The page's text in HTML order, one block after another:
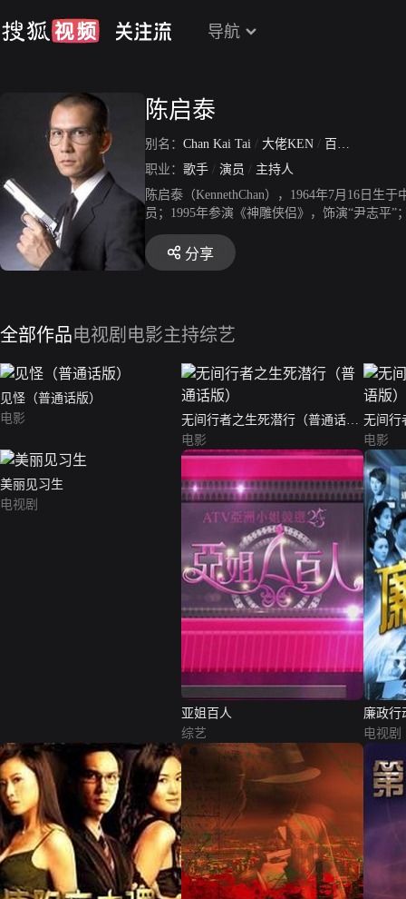
导航
陈启泰
别名： Chan Kai Tai / 大佬KEN / 百万泰
职业： 歌手 / 演员 / 主持人
陈启泰（KennethChan），1964年7月16日生
员；1995年参演《神雕侠侣》，饰演“尹志平
个约会》系列剧3部而被中国内地观众所知；
歌手。2020年，参演的电影《无间行者之生死
分享
全部作品电视剧 电影主持综艺
见怪（普通话版）
电影
无间行者之生死潜行（普通话
版）
电影
无间行
电影
美丽见习生
电视剧
亚姐百人
综艺
廉政行
电视剧